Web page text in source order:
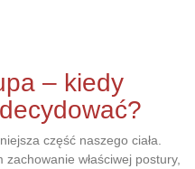
– kiedy
część naszego ciała.
właściwej postury,